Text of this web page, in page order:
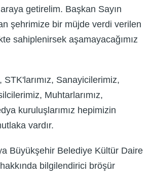
getirelim. Başkan Sayın
şehrimize bir müjde verdi verilen
sahiplenirsek aşamayacağımız
Sanayicilerimiz,
Muhtarlarımız,
kuruluşlarımız hepimizin
vardır.
Büyükşehir Belediye Kültür Daire
bilgilendirici bröşür